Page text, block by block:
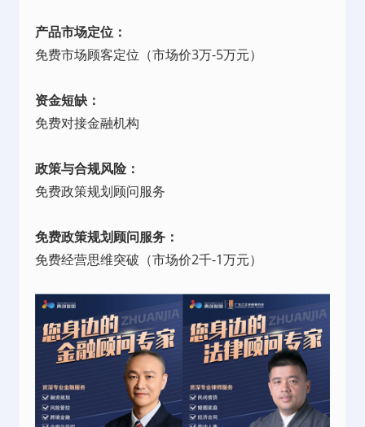
产品市场定位：
免费市场顾客定位（市场价3万-5万元）
资金短缺：
免费对接金融机构
政策与合规风险：
免费政策规划顾问服务
免费政策规划顾问服务：
免费经营思维突破（市场价2千-1万元）